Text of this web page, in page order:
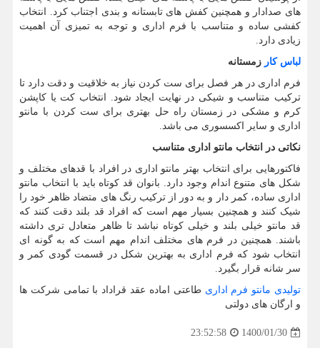
های صدادار و همچنین کفش های تابستانه و بندی اجتناب کرد. انتخاب
کفشی ساده و متناسب با فرم اداری و توجه به تمیزی آن اهمیت
زیادی دارد.
لباس کار زمستانه
فرم اداری در هر فصل برای ست کردن نیاز به خلاقیت و دقت دارد تا
ترکیب متناسب و شیکی در نهایت ایجاد شود. انتخاب کت یا کاپشن
کرم و مشکی در زمستان راه حل بهتری برای ست کردن با مانتو
اداری و سایر اکسسوری می باشد.
نکاتی در انتخاب مانتو اداری متناسب
فاکتورهایی برای انتخاب بهتر مانتو اداری در افراد با قدهای مختلف و
شکل های متنوع اندام وجود دارد. بانوان قد کوتاه باید با انتخاب مانتو
اداری ساده، کمر دار و به دور از ترکیب رنگ های متضاد ظاهر خود را
شیک کنند و همچنین بسیار مهم است که افراد قد بلند دقت کنند که
قد مانتو خیلی بلند و خیلی کوتاه نباشد تا ظاهر متعادل تری داشته
باشند. همچنین در فرم های مختلف اندام مهم است که به گونه ای
انتخاب شود که فرم اداری به بهترین شکل در قسمت گودی کمر و
سر شانه قرار بگیرد.
تولیدی مانتو فرم اداری طاعتی اماده عقد قراداد با تمامی شرکت ها
و ارگان های دولتی
1400/01/30
23:52:58